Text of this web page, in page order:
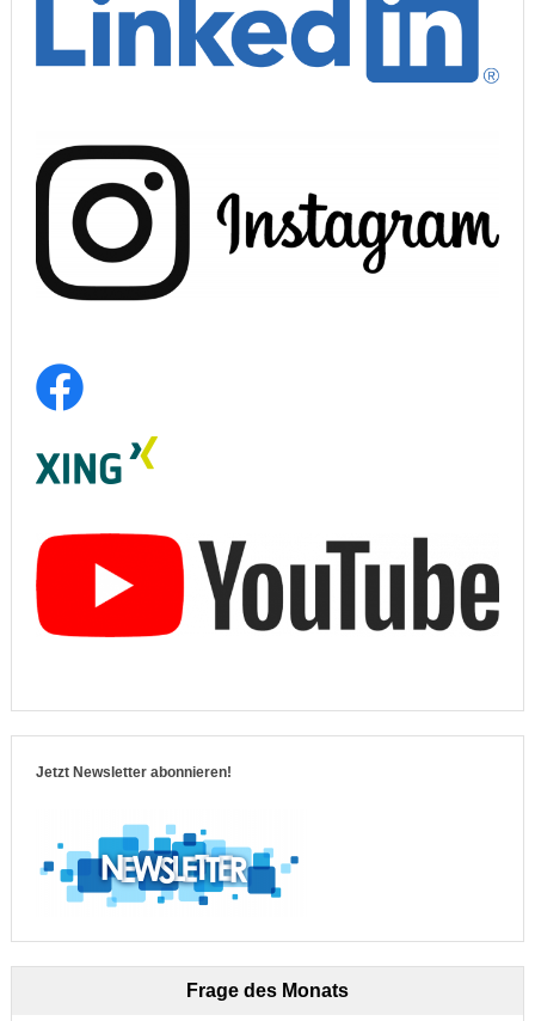
Jetzt Newsletter abonnieren!
Frage des Monats